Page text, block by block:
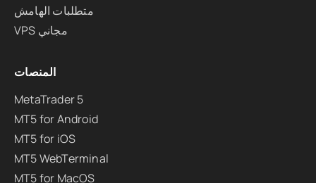
متطلبات الهامش
VPS مجاني
المنصات
MetaTrader 5
MT5 for Android
MT5 for iOS
MT5 WebTerminal
MT5 for MacOS